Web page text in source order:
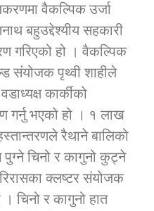
शिक्षालय जुम्लाको सुचना
कार्यालय जुम्लाकाे सुचना
वैकल्पिक उर्जा
बहुउद्देश्यीय सहकारी
गरिएको हो । वैकल्पिक
संयोजक पृथ्वी शाहीले
कार्कीको
गर्नु भएको हो । १ लाख
रैथाने बालिको
पुग्ने चिनो र कागुनो कुट्ने
क्लष्टर संयोजक
चिनो र कागुनो हात